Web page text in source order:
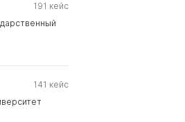
191 кейс
141 кейс